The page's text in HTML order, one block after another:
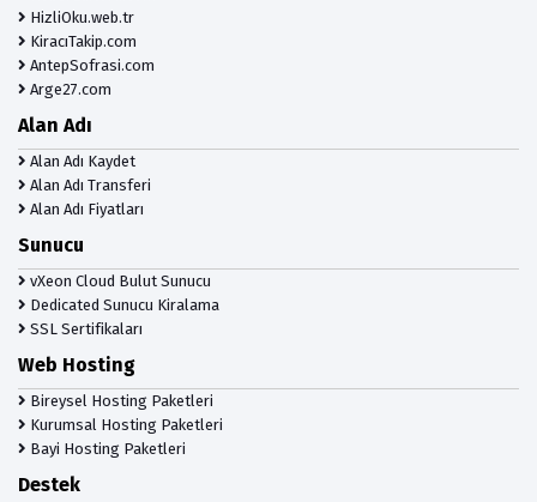
HizliOku.web.tr
KiracıTakip.com
AntepSofrasi.com
Arge27.com
Alan Adı
Alan Adı Kaydet
Alan Adı Transferi
Alan Adı Fiyatları
Sunucu
vXeon Cloud Bulut Sunucu
Dedicated Sunucu Kiralama
SSL Sertifikaları
Web Hosting
Bireysel Hosting Paketleri
Kurumsal Hosting Paketleri
Bayi Hosting Paketleri
Destek